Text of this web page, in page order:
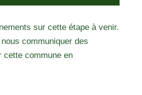
sur cette étape à venir.
communiquer des
cette commune en